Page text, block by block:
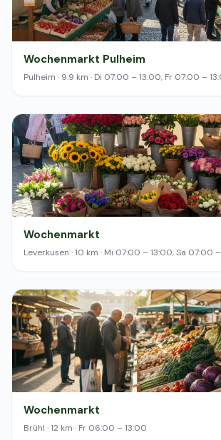
Wochenmarkt Pulheim
Pulheim · 9.9 km · Di 07:00 – 13:00, Fr 07:00 –
Wochenmarkt
Leverkusen · 10 km · Mi 07:00 – 13:00, Sa 07:00
Wochenmarkt
Brühl · 12 km · Fr 06:00 – 13:00